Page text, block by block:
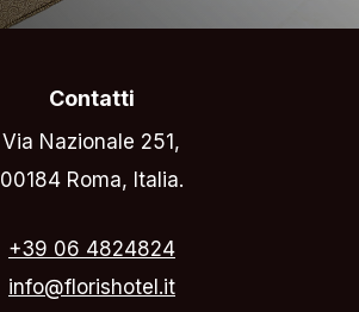
Contatti
Via Nazionale 251,
00184 Roma, Italia.
+39 06 4824824
info@florishotel.it